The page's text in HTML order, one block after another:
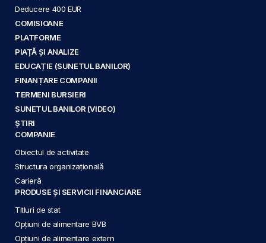
Deducere 400 EUR
COMISIOANE
PLATFORME
PIAȚĂ ȘI ANALIZE
EDUCAȚIE (SUNETUL BANILOR)
FINANȚARE COMPANII
TERMENI BURSIERI
SUNETUL BANILOR (VIDEO)
ȘTIRI
COMPANIE
Obiectul de activitate
Structura organizațională
Carieră
PRODUSE ȘI SERVICII FINANCIARE
Titluri de stat
Opțiuni de alimentare BVB
Opțiuni de alimentare extern